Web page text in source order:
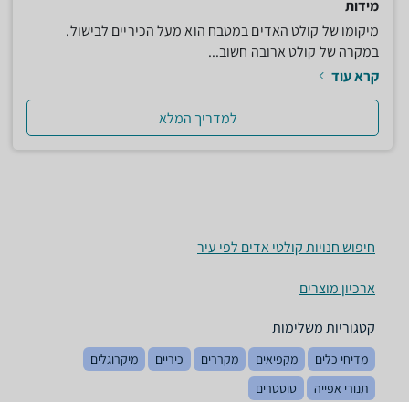
מידות
מיקומו של קולט האדים במטבח הוא מעל הכיריים לבישול.
במקרה של קולט ארובה חשוב...
קרא עוד
למדריך המלא
חיפוש חנויות קולטי אדים לפי עיר
ארכיון מוצרים
קטגוריות משלימות
מדיחי כלים מקפיאים מקררים כיריים
מיקרוגלים
תנורי אפייה
טוסטרים